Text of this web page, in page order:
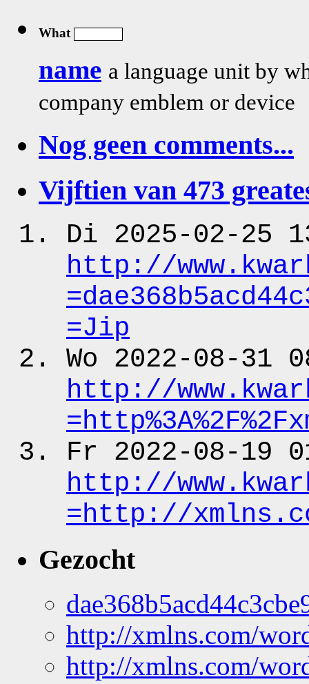
What
name a language unit by
company emblem or device
Nog geen comments...
Vijftien van 473
Di 2025-02-25
http: //
=Jip
Wo 2022-08-31
http: //
Fr 2022-08-19
http: //
=http: //
Gezocht
http://xmlns.com/
http://xmlns.com/